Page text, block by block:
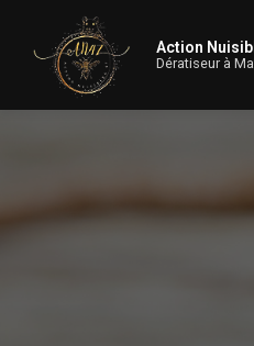
contenu
principal
Action
Dératiseur à